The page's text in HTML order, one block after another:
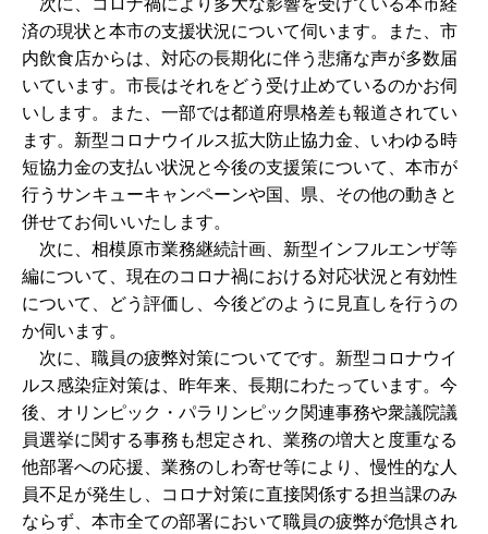
済の現状と本市の支援状況について伺います。また、市
内飲食店からは、対応の長期化に伴う悲痛な声が多数届
いています。市長はそれをどう受け止めているのかお伺
いします。また、一部では都道府県格差も報道されてい
ます。新型コロナウイルス拡大防止協力金、いわゆる時
短協力金の支払い状況と今後の支援策について、本市が
行うサンキューキャンペーンや国、県、その他の動きと
併せてお伺いいたします。
次に、相模原市業務継続計画、新型インフルエンザ等
編について、現在のコロナ禍における対応状況と有効性
について、どう評価し、今後どのように見直しを行うの
か伺います。
次に、職員の疲弊対策についてです。新型コロナウイ
ルス感染症対策は、昨年来、長期にわたっています。今
後、オリンピック・パラリンピック関連事務や衆議院議
員選挙に関する事務も想定され、業務の増大と度重なる
他部署への応援、業務のしわ寄せ等により、慢性的な人
員不足が発生し、コロナ対策に直接関係する担当課のみ
ならず、本市全ての部署において職員の疲弊が危惧され